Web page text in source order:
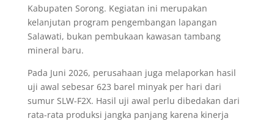
Kabupaten Sorong. Kegiatan ini merupakan
kelanjutan program pengembangan lapangan
Salawati, bukan pembukaan kawasan tambang
mineral baru.
Pada Juni 2026, perusahaan juga melaporkan hasil
uji awal sebesar 623 barel minyak per hari dari
sumur SLW-F2X. Hasil uji awal perlu dibedakan dari
rata-rata produksi jangka panjang karena kinerja